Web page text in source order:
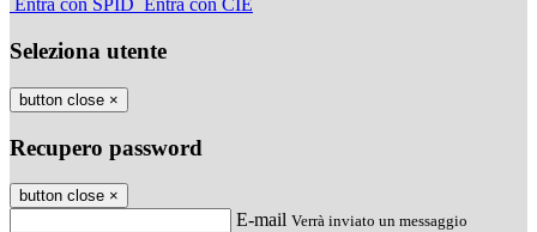
Entra con SPID Entra con CIE
Seleziona utente
button close ×
Recupero password
button close ×
E-mail Verrà inviato un messaggio